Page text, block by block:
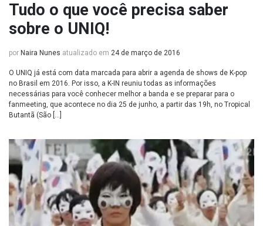
Tudo o que você precisa saber
sobre o UNIQ!
por Naira Nunes atualizado em 24 de março de 2016
O UNIQ já está com data marcada para abrir a agenda de shows de K-pop
no Brasil em 2016. Por isso, a K-IN reuniu todas as informações
necessárias para você conhecer melhor a banda e se preparar para o
fanmeeting, que acontece no dia 25 de junho, a partir das 19h, no Tropical
Butantã (São […]